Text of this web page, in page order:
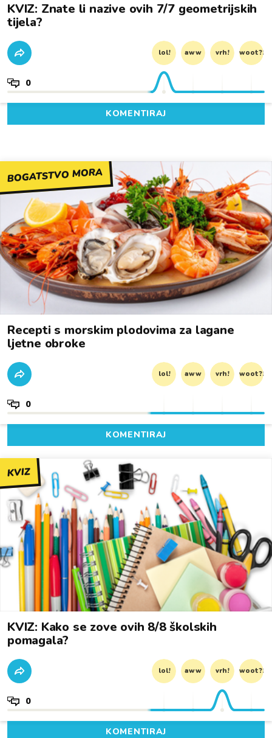
KVIZ: Znate li nazive ovih 7/7 geometrijskih
tijela?
lol! aww vrh! woot?!
0
KOMENTIRAJ
BOGATSTVO MORA
Recepti s morskim plodovima za lagane
ljetne obroke
lol! aww vrh! woot?!
0
KOMENTIRAJ
KVIZ
KVIZ: Kako se zove ovih 8/8 školskih
pomagala?
lol! aww vrh! woot?!
0
KOMENTIRAJ